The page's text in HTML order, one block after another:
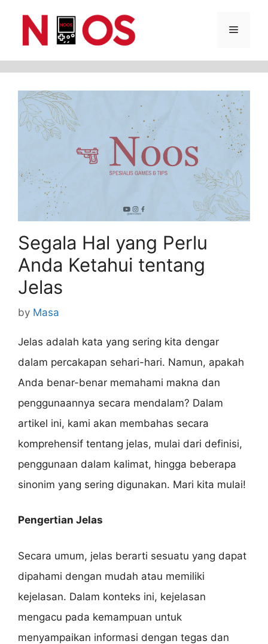
Menu
Segala Hal yang Perlu
Anda Ketahui tentang
Jelas
by Masa
Jelas adalah kata yang sering kita dengar
dalam percakapan sehari-hari. Namun, apakah
Anda benar-benar memahami makna dan
penggunaannya secara mendalam? Dalam
artikel ini, kami akan membahas secara
komprehensif tentang jelas, mulai dari definisi,
penggunaan dalam kalimat, hingga beberapa
sinonim yang sering digunakan. Mari kita mulai!
Pengertian Jelas
Secara umum, jelas berarti sesuatu yang dapat
dipahami dengan mudah atau memiliki
kejelasan. Dalam konteks ini, kejelasan
mengacu pada kemampuan untuk
menyampaikan informasi dengan tegas dan